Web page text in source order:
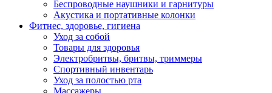
Беспроводные наушники и гарнитуры
Акустика и портативные колонки
Фитнес, здоровье, гигиена
Уход за собой
Товары для здоровья
Электробритвы, бритвы, триммеры
Спортивный инвентарь
Уход за полостью рта
Массажеры